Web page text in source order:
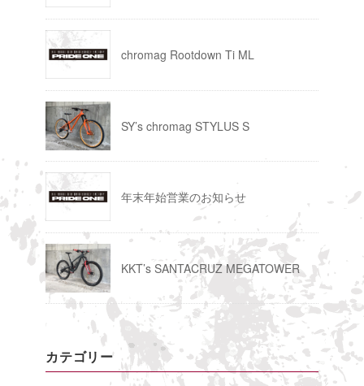
chromag Rootdown Ti ML
SY’s chromag STYLUS S
年末年始営業のお知らせ
KKT’s SANTACRUZ MEGATOWER
カテゴリー